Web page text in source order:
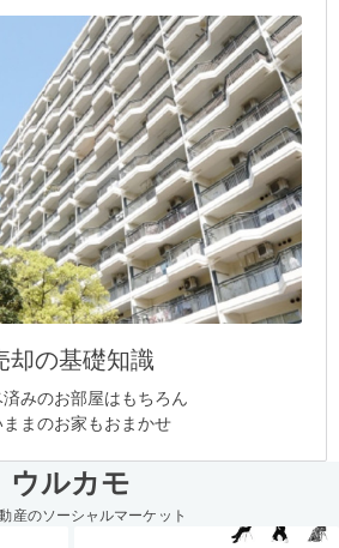
却の基礎知識
済みのお部屋はもちろん
ままのお家もおまかせ
ウルカモ
産のソーシャルマーケット